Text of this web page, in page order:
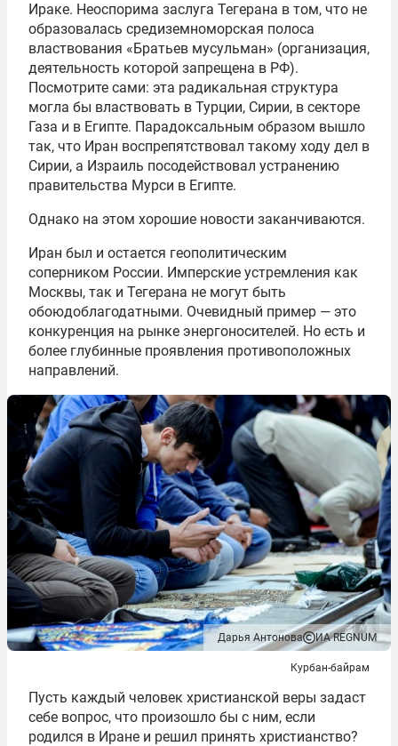
Ираке. Неоспорима заслуга Тегерана в том, что не
образовалась средиземноморская полоса
властвования «Братьев мусульман» (организация,
деятельность которой запрещена в РФ).
Посмотрите сами: эта радикальная структура
могла бы властвовать в Турции, Сирии, в секторе
Газа и в Египте. Парадоксальным образом вышло
так, что Иран воспрепятствовал такому ходу дел в
Сирии, а Израиль посодействовал устранению
правительства Мурси в Египте.
Однако на этом хорошие новости заканчиваются.
Иран был и остается геополитическим
соперником России. Имперские устремления как
Москвы, так и Тегерана не могут быть
обоюдоблагодатными. Очевидный пример — это
конкуренция на рынке энергоносителей. Но есть и
более глубинные проявления противоположных
направлений.
Дарья Антонова ИА REGNUM
Курбан-байрам
Пусть каждый человек христианской веры задаст
себе вопрос, что произошло бы с ним, если
родился в Иране и решил принять христианство?